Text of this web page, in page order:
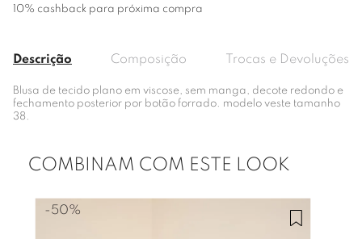
10% cashback para próxima compra
Descrição Composição Trocas e Devoluções
Blusa de tecido plano em viscose, sem manga, decote redondo e
fechamento posterior por botão forrado. modelo veste tamanho
38.
COMBINAM COM ESTE LOOK
-50%